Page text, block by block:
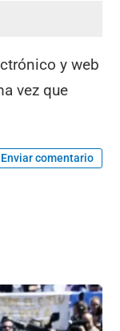
y web
vez que
Enviar comentario